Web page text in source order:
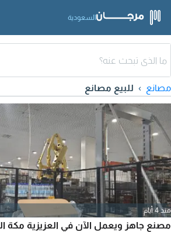
السعودية
مصانع للبيع مصانع
منذ 4 أيام
مصنع جاهز ويعمل الآن في العزيزية مكة